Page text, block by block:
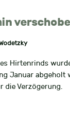
Hirtenrinds
Januar abgeholt
die Verzögerung.